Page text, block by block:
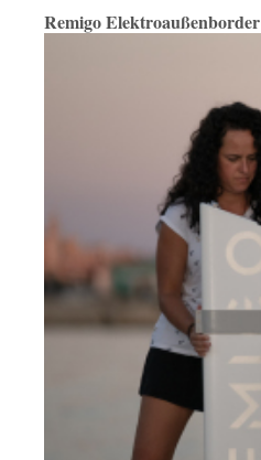
Remigo Elektroaußenborder